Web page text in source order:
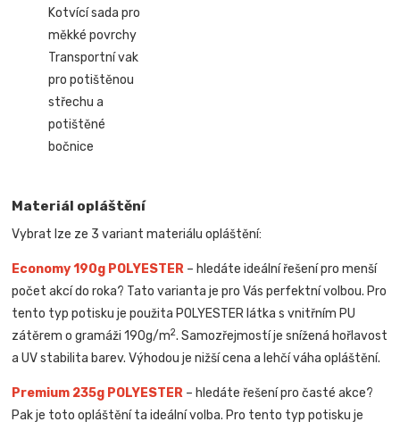
Kotvící sada pro
měkké povrchy
Transportní vak
pro potištěnou
střechu a
potištěné
bočnice
Materiál opláštění
Vybrat lze ze 3 variant materiálu opláštění:
Economy 190g POLYESTER – hledáte ideální řešení pro menší
počet akcí do roka? Tato varianta je pro Vás perfektní volbou. Pro
tento typ potisku je použita POLYESTER látka s vnitřním PU
zátěrem o gramáži 190g/m2. Samozřejmostí je snížená hořlavost
a UV stabilita barev. Výhodou je nižší cena a lehčí váha opláštění.
Premium 235g POLYESTER – hledáte řešení pro časté akce?
Pak je toto opláštění ta ideální volba. Pro tento typ potisku je